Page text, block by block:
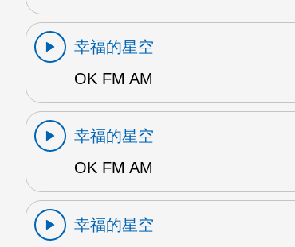
幸福的星空
OK FM AM
幸福的星空
OK FM AM
幸福的星空